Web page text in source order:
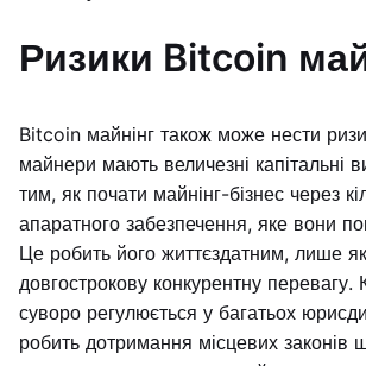
Ризики Bitcoin
Bitcoin майнінг також може нести
майнери мають величезні капітальні
тим, як почати майнінг-бізнес через
апаратного забезпечення, яке вони
Це робить його життєздатним, лише
довгострокову конкурентну перевагу.
суворо регулюється у багатьох
робить дотримання місцевих законів